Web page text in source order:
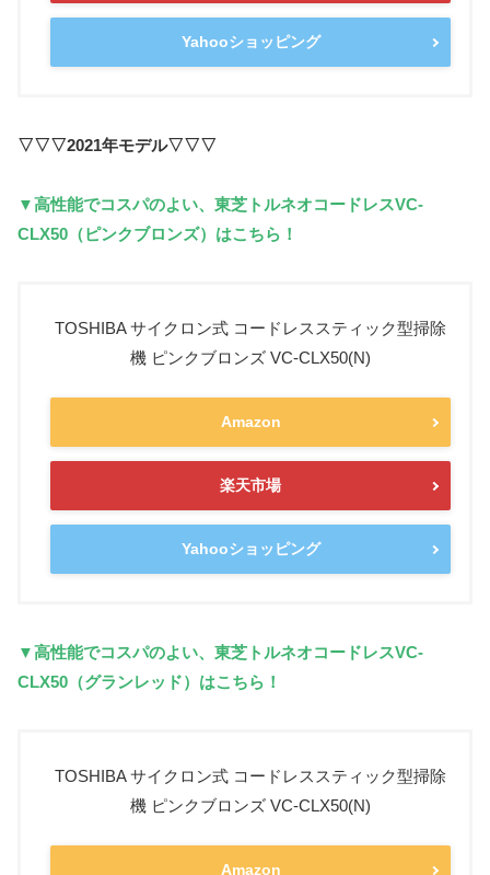
Yahooショッピング
▽▽▽2021年モデル▽▽▽
▼高性能でコスパのよい、東芝トルネオコードレスVC-
CLX50（ピンクブロンズ）はこちら！
TOSHIBA サイクロン式 コードレススティック型掃除
機 ピンクブロンズ VC-CLX50(N)
Amazon
楽天市場
Yahooショッピング
▼高性能でコスパのよい、東芝トルネオコードレスVC-
CLX50（グランレッド）はこちら！
TOSHIBA サイクロン式 コードレススティック型掃除
機 ピンクブロンズ VC-CLX50(N)
Amazon